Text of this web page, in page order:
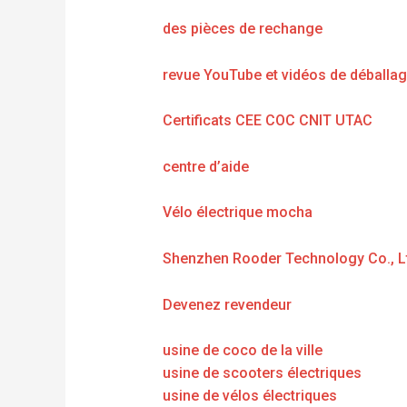
des pièces de rechange
revue YouTube et vidéos de
Certificats CEE COC CNIT UTAC
centre d’aide
Vélo électrique mocha
Shenzhen Rooder Technology Co.,
Devenez revendeur
usine de coco de la ville
usine de scooters électriques
usine de vélos électriques